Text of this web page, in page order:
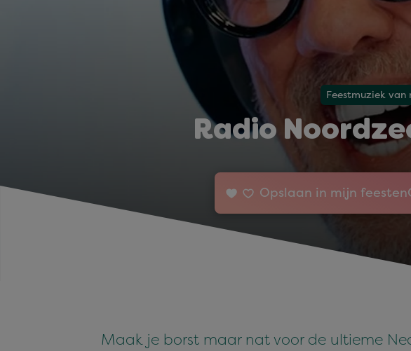
Feestmuziek van
Radio
Opslaan in mijn feesten
Maak je borst maar nat voor de ultieme